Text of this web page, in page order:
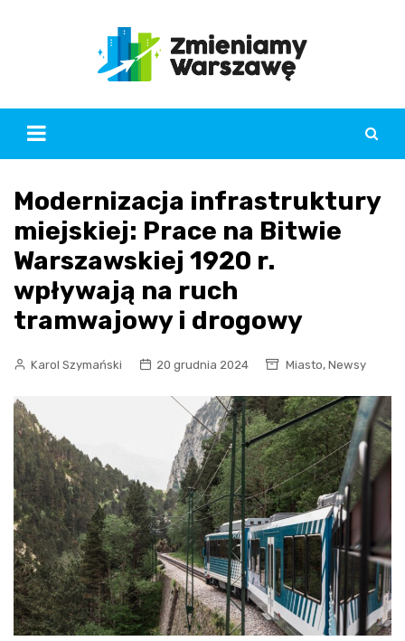
Modernizacja infrastruktury
miejskiej: Prace na Bitwie
Warszawskiej 1920 r.
wpływają na ruch
tramwajowy i drogowy
Karol Szymański 20 grudnia 2024 Miasto, Newsy